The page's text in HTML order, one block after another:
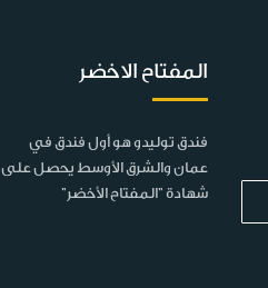
المفتاح الاخضر
فندق توليدو هو أول فندق في
عمان والشرق الأوسط يحصل على
شهادة "المفتاح الأخضر"